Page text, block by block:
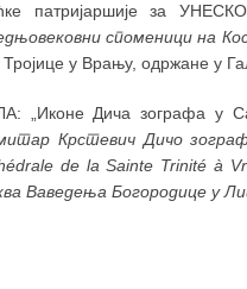
патријаршије за
споменици на
у Врању, одржане у
„Иконе Дича зографа у
Крстевич Дичо
de la Sainte Trinité à
Ваведења Богородице у